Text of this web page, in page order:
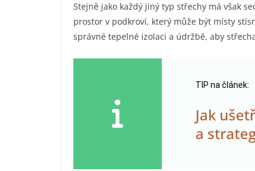
Stejně jako každý jiný typ střechy má však
prostor v podkroví, který může být místy
správné tepelné izolaci a údržbě, aby
TIP na článek:
Jak
a